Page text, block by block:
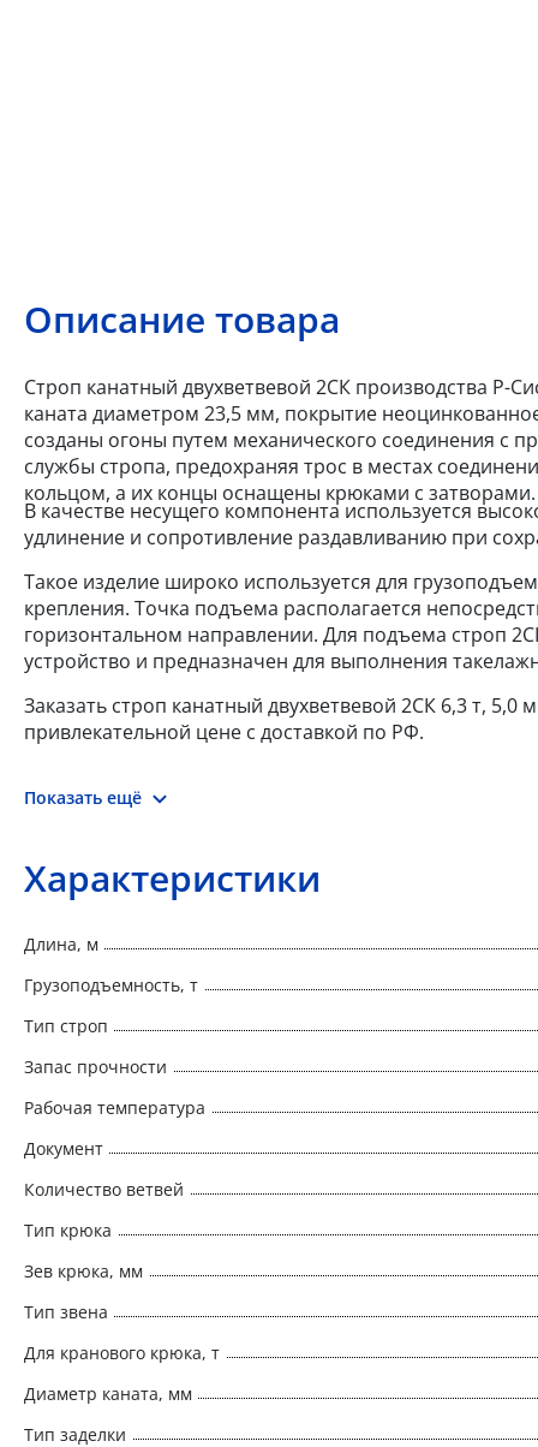
Описание товара
Строп канатный двухветвевой 2СК производства Р-
каната диаметром 23,5 мм, покрытие
созданы огоны путем механического соединения с
службы стропа, предохраняя трос в местах
кольцом, а их концы оснащены крюками с затворами.
В качестве несущего компонента используется
удлинение и сопротивление раздавливанию при
Такое изделие широко используется для
крепления. Точка подъема располагается
горизонтальном направлении. Для подъема строп
устройство и предназначен для выполнения
Заказать строп канатный двухветвевой 2СК 6,3 т,
привлекательной цене с доставкой по РФ.
Показать ещё
Характеристики
Длина, м
Грузоподъемность, т
Тип строп
Запас прочности
Рабочая температура
Документ
Количество ветвей
Тип крюка
Зев крюка, мм
Тип звена
Для кранового крюка, т
Диаметр каната, мм
Тип заделки